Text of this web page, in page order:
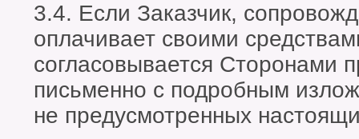
3.4. Если Заказчик,
оплачивает своими
согласовывается Сторонами
письменно с подробным
не предусмотренных